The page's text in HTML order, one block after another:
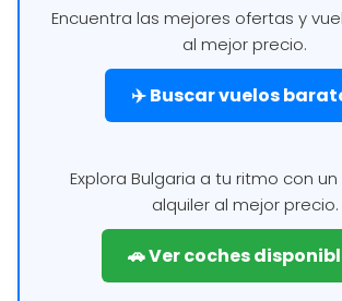
Encuentra las mejores ofertas y
al mejor precio.
✈️ Buscar vuelos
Explora Bulgaria a tu ritmo con
alquiler al mejor precio.
🚗 Ver coches